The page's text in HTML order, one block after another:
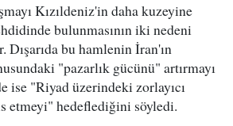
Kızıldeniz'in daha kuzeyine
bulunmasının iki nedeni
Dışarıda bu hamlenin İran'ın
"pazarlık gücünü" artırmayı
ise "Riyad üzerindeki zorlayıcı
etmeyi" hedeflediğini söyledi.